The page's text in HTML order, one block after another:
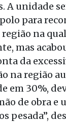
A unidade
para
na
mas
da
na região
em 30%,
de obra e
pesada”,